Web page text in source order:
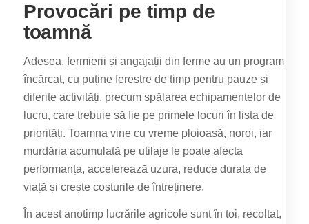
Provocări pe timp de
toamnă
Adesea, fermierii și angajații din ferme au un program
încărcat, cu puține ferestre de timp pentru pauze și
diferite activități, precum spălarea echipamentelor de
lucru, care trebuie să fie pe primele locuri în lista de
priorități. Toamna vine cu vreme ploioasă, noroi, iar
murdăria acumulată pe utilaje le poate afecta
performanța, accelerează uzura, reduce durata de
viață și crește costurile de întreținere.
În acest anotimp lucrările agricole sunt în toi, recoltat,